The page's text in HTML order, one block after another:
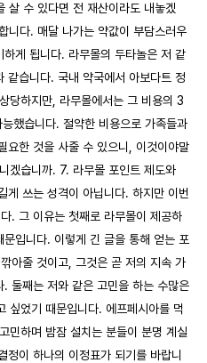
살 수 있다면 전 재산이라도 내놓겠
니다. 매달 나가는 약값이 부담스러우
게 됩니다. 라무몰의 두타놀은 저 같
같습니다. 국내 약국에서 아보다트 정
당하지만, 라무몰에서는 그 비용의 3
했습니다. 절약한 비용으로 가족들과
요한 것을 사줄 수 있으니, 이것이야말
겠습니까. 7. 라무몰 포인트 제도와
게 쓰는 성격이 아닙니다. 하지만 이번
. 그 이유는 첫째로 라무몰이 제공하
입니다. 이렇게 긴 글을 통해 얻는 포
아줄 것이고, 그것은 곧 저의 지속 가
둘째는 저와 같은 고민을 하는 수많은
싶었기 때문입니다. 에프페시아를 먹
민하며 밤잠 설치는 분들이 분명 계실
이 하나의 이정표가 되기를 바랍니